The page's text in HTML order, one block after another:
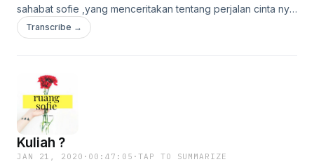
sahabat sofie ,yang menceritakan tentang perjalan cinta nya
yang sangat berliku
Transcribe →
Kuliah ?
JAN 21, 2020 · 00:47:05 ·TAP TO SUMMARIZE